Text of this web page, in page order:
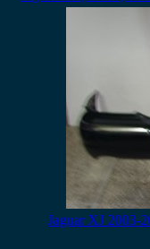
Jaguar XJ 2003-